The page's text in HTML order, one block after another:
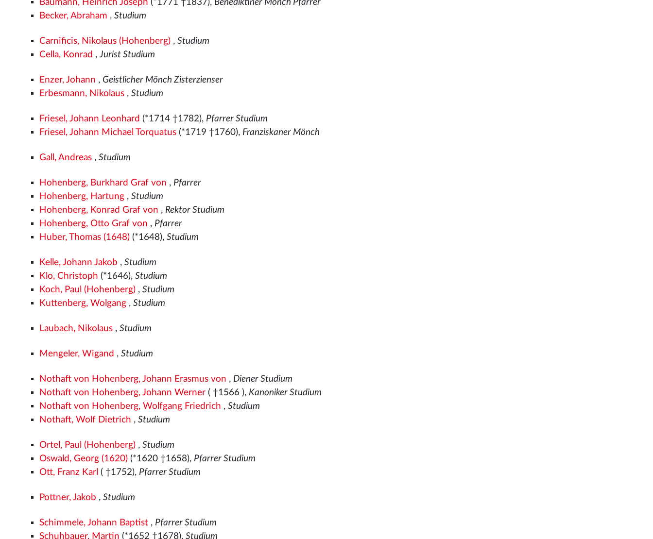
Baumann, Heinrich Joseph (*1771 †1837), Benediktiner Mönch Pfarrer
Becker, Abraham ,Studium
Carnificis, Nikolaus (Hohenberg) ,Studium
Cella, Konrad ,Jurist Studium
Enzer, Johann , Geistlicher Mönch Zisterzienser
Erbesmann, Nikolaus ,Studium
Friesel, Johann Leonhard (*1714 †1782), Pfarrer Studium
Friesel, Johann Michael Torquatus (*1719 †1760), Franziskaner Mönch
Gall, Andreas ,Studium
Hohenberg, Burkhard Graf von , Pfarrer
Hohenberg, Hartung ,Studium
Hohenberg, Konrad Graf von , Rektor Studium
Hohenberg, Otto Graf von , Pfarrer
Huber, Thomas (1648) (*1648),Studium
Kelle, Johann Jakob ,Studium
Klo, Christoph (*1646),Studium
Koch, Paul (Hohenberg) ,Studium
Kuttenberg, Wolgang ,Studium
Laubach, Nikolaus ,Studium
Mengeler, Wigand ,Studium
Nothaft von Hohenberg, Johann Erasmus von , Diener Studium
Nothaft von Hohenberg, Johann Werner ( †1566 ), Kanoniker Studium
Nothaft von Hohenberg, Wolfgang Friedrich ,Studium
Nothaft, Wolf Dietrich ,Studium
Ortel, Paul (Hohenberg) ,Studium
Oswald, Georg (1620) (*1620 †1658), Pfarrer Studium
Ott, Franz Karl ( †1752), Pfarrer Studium
Pottner, Jakob ,Studium
Schimmele, Johann Baptist , Pfarrer Studium
Schuhbauer, Martin (*1652 †1678),Studium